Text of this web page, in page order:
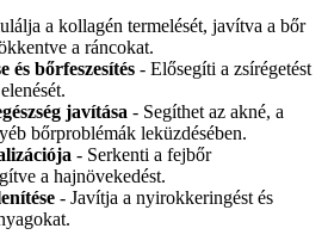
a kollagén termelését, javítva a bőr
a ráncokat.
és bőrfeszesítés - Elősegíti a zsírégetést
javítása - Segíthet az akné, a
bőrproblémák leküzdésében.
- Serkenti a fejbőr
a hajnövekedést.
- Javítja a nyirokkeringést és